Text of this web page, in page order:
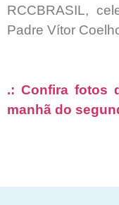
RCCBRASIL,
Padre Vítor
.: Confira fotos
manhã do